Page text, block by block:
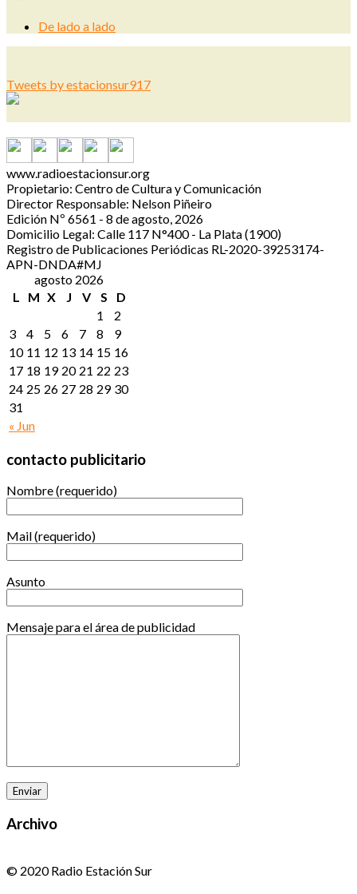
De lado a lado
Tweets by estacionsur917
www.radioestacionsur.org
Propietario: Centro de Cultura y Comunicación
Director Responsable: Nelson Piñeiro
Edición Nº 6561 - 8 de agosto, 2026
Domicilio Legal: Calle 117 N°400 - La Plata (1900)
Registro de Publicaciones Periódicas RL-2020-39253174-
APN-DNDA#MJ
agosto 2026
L
M X J V S D
« Jun
1
2
3
4 5 6 7 8
9
10 11 12 13 14 15 16
17 18 19 20 21 22 23
24 25 26 27 28 29 30
31
contacto publicitario
Nombre (requerido)
Mail (requerido)
Asunto
Mensaje para el área de publicidad
Archivo
© 2020 Radio Estación Sur